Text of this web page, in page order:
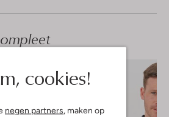
cookies!
negen partners , maken op